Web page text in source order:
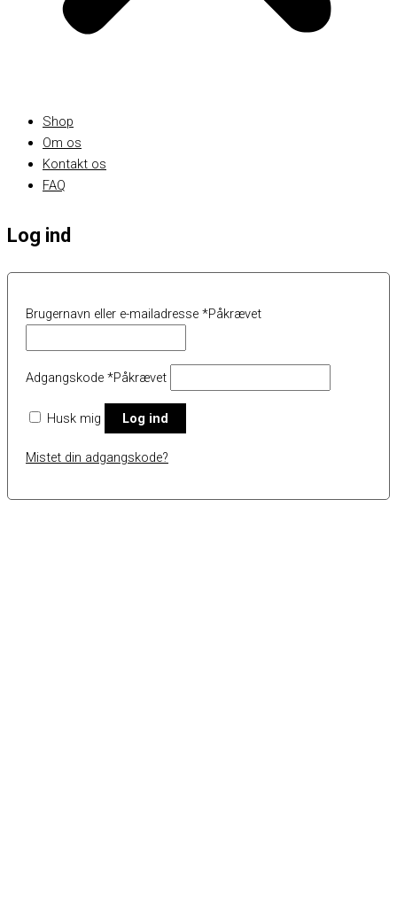
Shop
Om os
Kontakt os
FAQ
Log ind
Brugernavn eller e-mailadresse *Påkrævet
Adgangskode *Påkrævet
Husk mig Log ind
Mistet din adgangskode?